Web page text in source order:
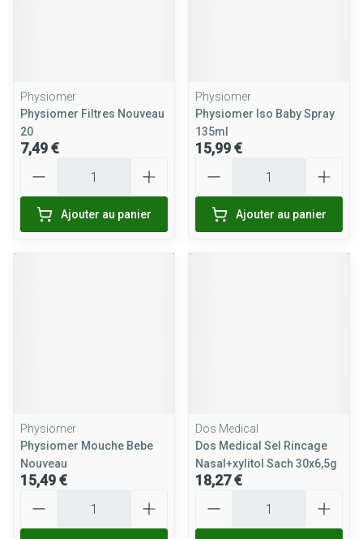
Physiomer
Physiomer Filtres Nouveau
20
7,49 €
Ajouter au panier
Physiomer
Physiomer Iso Baby Spray
135ml
15,99 €
Ajouter au panier
Physiomer
Physiomer Mouche Bebe
Nouveau
15,49 €
Dos Medical
Dos Medical Sel Rincage
Nasal+xylitol Sach 30x6,5g
18,27 €